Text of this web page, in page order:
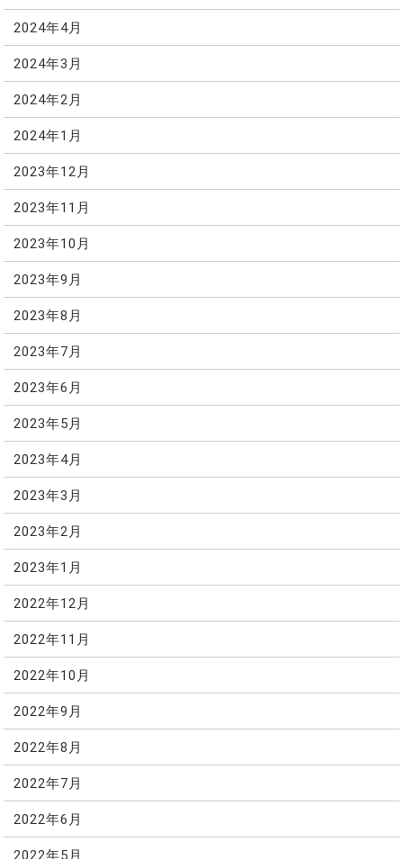
2024年4月
2024年3月
2024年2月
2024年1月
2023年12月
2023年11月
2023年10月
2023年9月
2023年8月
2023年7月
2023年6月
2023年5月
2023年4月
2023年3月
2023年2月
2023年1月
2022年12月
2022年11月
2022年10月
2022年9月
2022年8月
2022年7月
2022年6月
2022年5月